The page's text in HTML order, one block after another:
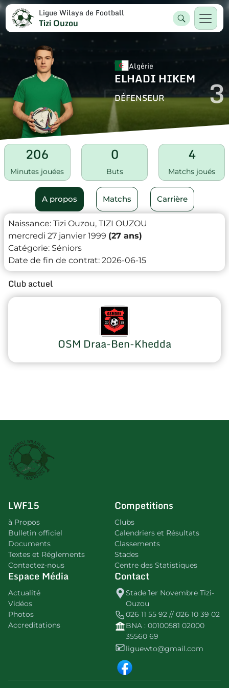
Ligue Wilaya de Football
Tizi Ouzou
Algérie
ELHADI HIKEM
DÉFENSEUR 3
206
Minutes jouées
0
Buts
4
Matchs joués
A propos Matchs Carrière
Naissance: Tizi Ouzou, TIZI OUZOU
mercredi 27 janvier 1999 (27 ans)
Catégorie: Séniors
Date de fin de contrat: 2026-06-15
Club actuel
OSM Draa-Ben-Khedda
LWF15
à Propos
Bulletin officiel
Documents
Textes et Réglements
Contactez-nous
Competitions
Clubs
Calendriers et Résultats
Classements
Stades
Centre des Statistiques
Espace Média
Actualité
Vidéos
Photos
Accreditations
Contact
Stade 1er Novembre Tizi-
Ouzou
026 11 55 92 // 026 10 39 02
BNA : 00100581 02000
35560 69
liguewto@gmail.com